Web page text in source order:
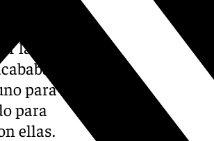
las víctimas,
de ser
para ello.
para
ellas.